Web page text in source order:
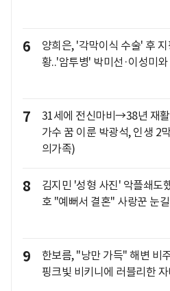
6
양희은, '각막이식 수술' 후
황..'암투병' 박미선·이성미
7
31세에 전신마비→38년 재
가수 꿈 이룬 박광석, 인생 2
의가족)
8
김지민 '성형 사진' 악플쇄도
호 "예뻐서 결혼" 사랑꾼 눈
9
한보름, "낭만 가득" 해변 비
핑크빛 비키니에 러블리한